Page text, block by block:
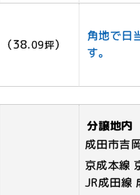
（38.09坪）
角地で日
す。
分譲地内
成田市吉
京成本線
JR成田線